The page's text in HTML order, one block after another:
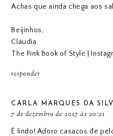
Achas que ainda chega aos
Beijinhos,
Cláudia
The Pink Book of Style
responder
CARLA MARQUES DA
7 de dezembro de 2017 às 20:21
É lindo! Adoro casacos de